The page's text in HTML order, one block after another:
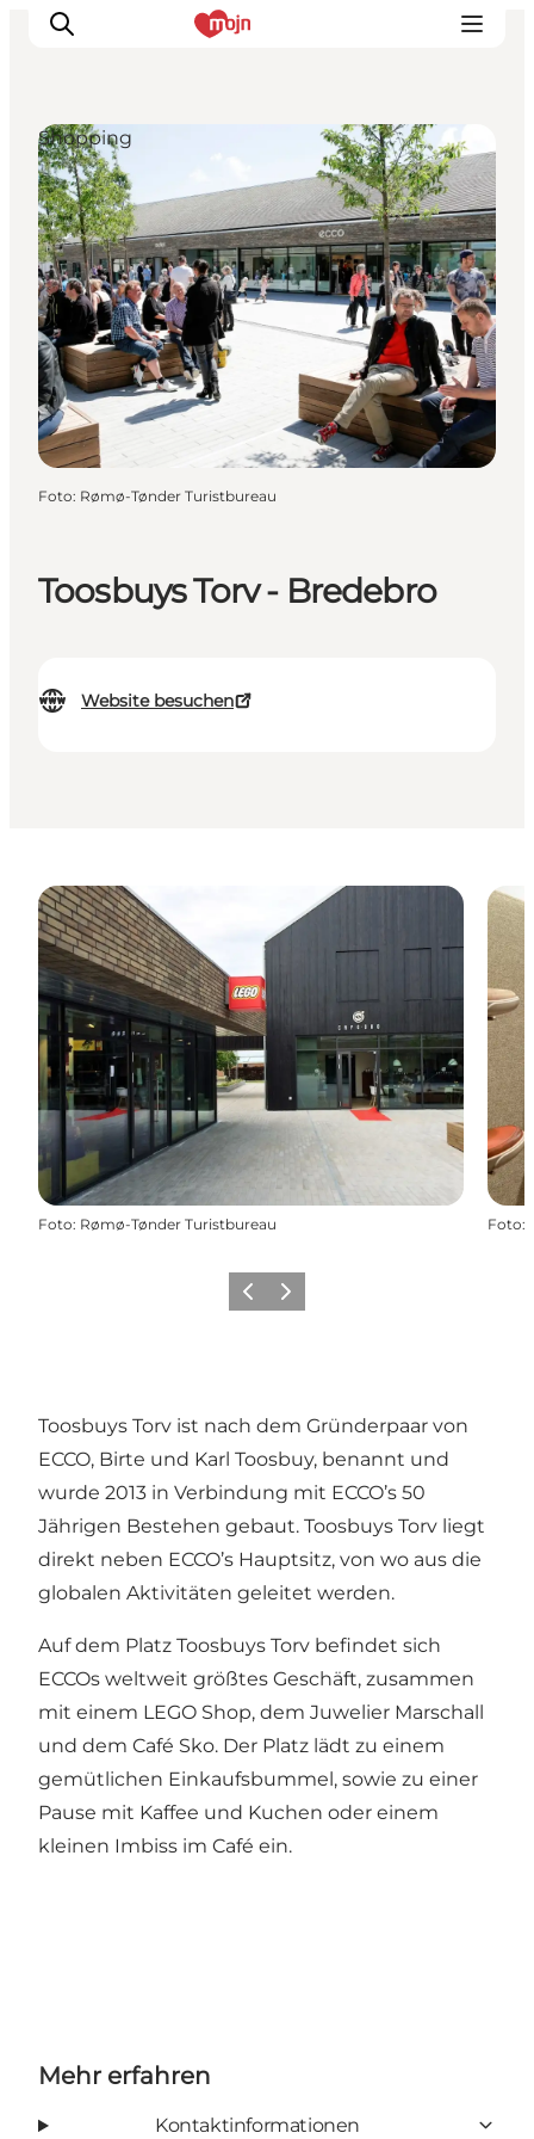
Erlebnisse
Städte und Regionen
Events
Übernachtung
Plane deine Reise
Booking
Toosbuys Torv - Bredebro
Website besuchen
Shopping
Foto: Rømø-Tønder Turistbureau
Foto: Rømø-Tønder Turistbureau Foto:
ZurückWeiter
Toosbuys Torv ist nach dem Gründerpaar von
ECCO, Birte und Karl Toosbuy, benannt und
wurde 2013 in Verbindung mit ECCO’s 50
Jährigen Bestehen gebaut. Toosbuys Torv liegt
direkt neben ECCO’s Hauptsitz, von wo aus die
globalen Aktivitäten geleitet werden.
Auf dem Platz Toosbuys Torv befindet sich
ECCOs weltweit größtes Geschäft, zusammen
mit einem LEGO Shop, dem Juwelier Marschall
und dem Café Sko. Der Platz lädt zu einem
gemütlichen Einkaufsbummel, sowie zu einer
Pause mit Kaffee und Kuchen oder einem
kleinen Imbiss im Café ein.
Mehr erfahren
Kontaktinformationen